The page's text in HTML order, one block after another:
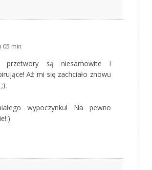
05 min
przetwory są niesamowite i
Aż mi się zachciało znowu
wypoczynku! Na pewno